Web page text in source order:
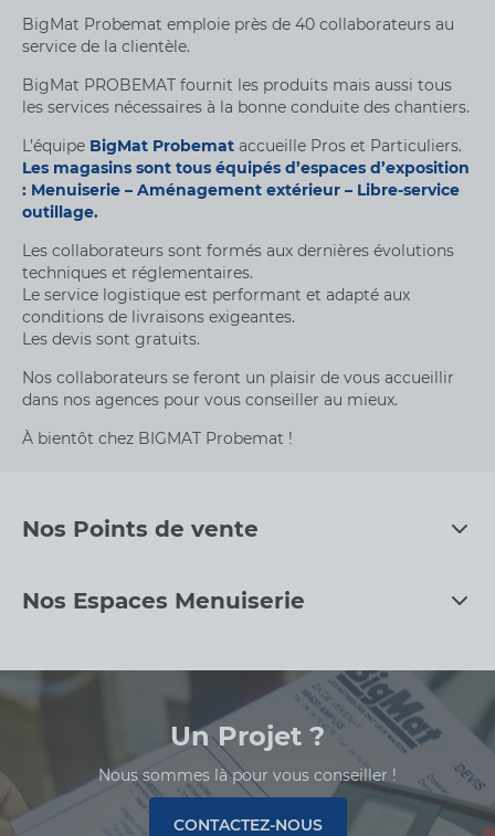
BigMat Probemat emploie près de 40 collaborateurs au
service de la clientèle.
BigMat PROBEMAT fournit les produits mais aussi tous
les services nécessaires à la bonne conduite des chantiers.
L’équipe BigMat Probemat accueille Pros et Particuliers.
Les magasins sont tous équipés d’espaces d’exposition
: Menuiserie – Aménagement extérieur – Libre-service
outillage.
Les collaborateurs sont formés aux dernières évolutions
techniques et réglementaires.
Le service logistique est performant et adapté aux
conditions de livraisons exigeantes.
Les devis sont gratuits.
Nos collaborateurs se feront un plaisir de vous accueillir
dans nos agences pour vous conseiller au mieux.
À bientôt chez BIGMAT Probemat !
Nos Points de vente
Sainte-Reine-
FERMÉ
44160 Sainte Reine
De Bretagne
33240011501
Nos Espaces Menuiserie
Un Projet ?
Nous sommes là pour vous conseiller !
CONTACTEZ-NOUS